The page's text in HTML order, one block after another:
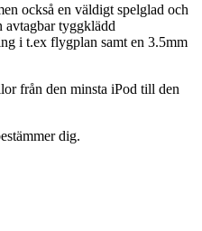
också en väldigt spelglad och
avtagbar tyggklädd
i t.ex flygplan samt en 3.5mm
från den minsta iPod till den
dig.